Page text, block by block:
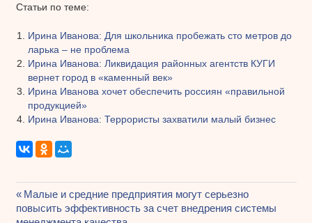
Статьи по теме:
Ирина Иванова: Для школьника пробежать сто метров до
ларька – не проблема
Ирина Иванова: Ликвидация районных агентств КУГИ
вернет город в «каменный век»
Ирина Иванова хочет обеспечить россиян «правильной
продукцией»
Ирина Иванова: Террористы захватили малый бизнес
Навигация
Предыдущая
запись:
Малые и средние предприятия могут серьезно
повысить эффективность за счет внедрения системы